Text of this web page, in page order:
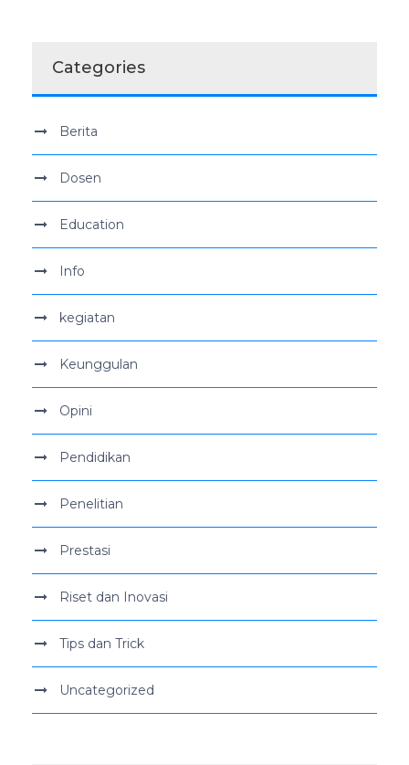
Categories
Berita
Dosen
Education
Info
kegiatan
Keunggulan
Opini
Pendidikan
Penelitian
Prestasi
Riset dan Inovasi
Tips dan Trick
Uncategorized